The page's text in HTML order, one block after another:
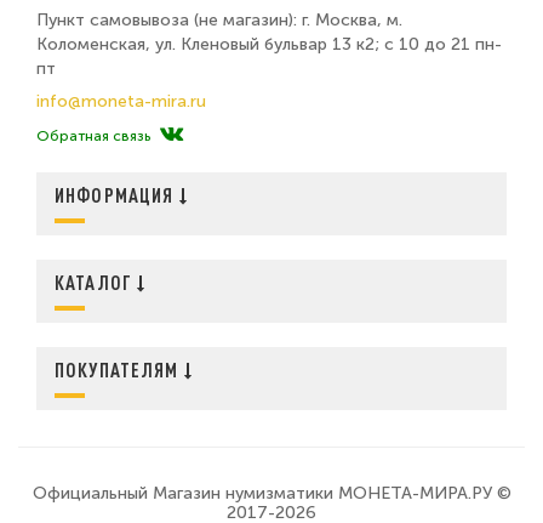
Пункт самовывоза (не магазин): г. Москва, м.
Коломенская, ул. Кленовый бульвар 13 к2; с 10 до 21 пн-
пт
info@moneta-mira.ru
Обратная связь
ИНФОРМАЦИЯ
КАТАЛОГ
ПОКУПАТЕЛЯМ
Официальный Магазин нумизматики МОНЕТА-МИРА.РУ ©
2017-2026